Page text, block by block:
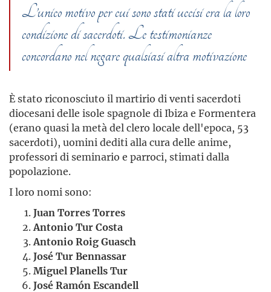
L’unico motivo per cui sono stati uccisi era la loro
condizione di sacerdoti. Le testimonianze
concordano nel negare qualsiasi altra motivazione
È stato riconosciuto il martirio di venti sacerdoti
diocesani delle isole spagnole di Ibiza e Formentera
(erano quasi la metà del clero locale dell'epoca, 53
sacerdoti), uomini dediti alla cura delle anime,
professori di seminario e parroci, stimati dalla
popolazione.
I loro nomi sono:
Juan Torres Torres
Antonio Tur Costa
Antonio Roig Guasch
José Tur Bennassar
Miguel Planells Tur
José Ramón Escandell